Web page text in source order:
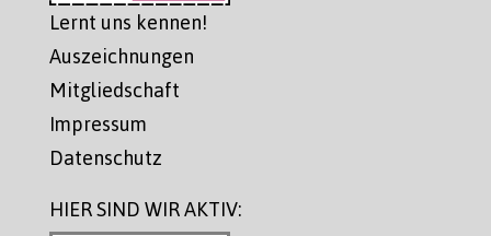
Lernt uns kennen!
Auszeichnungen
Mitgliedschaft
Impressum
Datenschutz
HIER SIND WIR AKTIV: